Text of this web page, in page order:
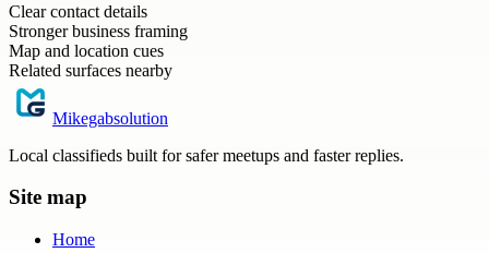
Clear contact details
Stronger business framing
Map and location cues
Related surfaces nearby
Mikegabsolution
Local classifieds built for safer meetups and faster replies.
Site map
Home